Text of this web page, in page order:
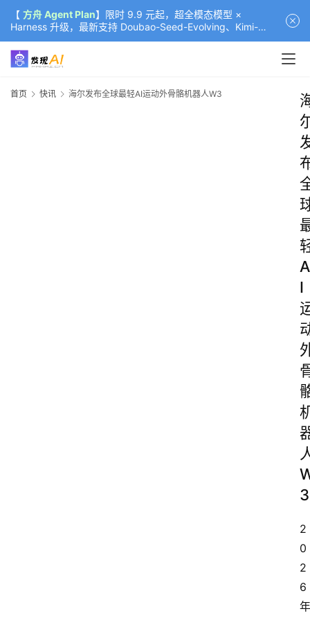
【 方舟 Agent Plan】限时 9.9 元起，超全模态模型 ×
Harness 升级，最新支持 Doubao-Seed-Evolving、Kimi-
K3（部分）、GLM-5.2
首页 快讯 海尔发布全球最轻AI运动外骨骼机器人W3
A
I
3
2
0
2
6
年